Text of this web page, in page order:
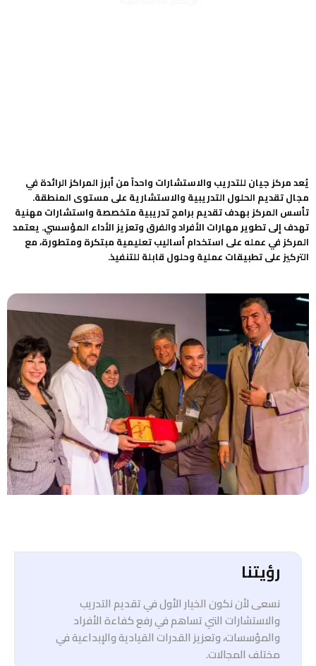
يُعد مركز جيان للتدريب والاستشارات واحداً من أبرز المراكز الرائدة في
مجال تقديم الحلول التدريبية والاستشارية على مستوى المنطقة.
تأسس المركز بهدف تقديم برامج تدريبية متخصصة واستشارات مهنية
تهدف إلى تطوير مهارات الأفراد والفرق وتعزيز الأداء المؤسسي. يعتمد
المركز في عمله على استخدام أساليب تعليمية مبتكرة ومتطورة، مع
التركيز على تطبيقات عملية وحلول قابلة للتنفيذ.
رؤيتنا
نسعى لأن نكون الخيار الأول في تقديم التدريب
والاستشارات التي تساهم في رفع كفاءة الأفراد
والمؤسسات، وتعزيز القدرات القيادية والإبداعية في
مختلف المجالات.